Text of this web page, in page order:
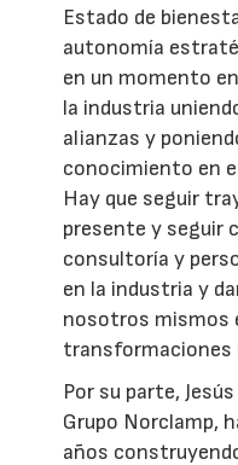
Estado de
autonomía
en un momento
la industria
alianzas y
conocimiento en
Hay que seguir
presente y seguir
consultoría y
en la industria y
nosotros mismos
transformaciones
Por su parte,
Grupo Norclamp,
años